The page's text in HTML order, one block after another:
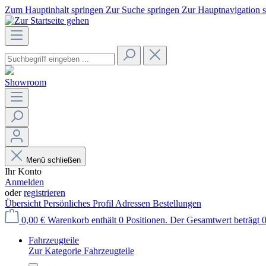
Zum Hauptinhalt springen Zur Suche springen Zur Hauptnavigation
Showroom
Menü schließen
Ihr Konto
Anmelden
oderregistrieren
Übersicht Persönliches Profil Adressen Bestellungen
0,00 € Warenkorb enthält 0 Positionen. Der Gesamtwert beträgt
Fahrzeugteile
Zur Kategorie Fahrzeugteile